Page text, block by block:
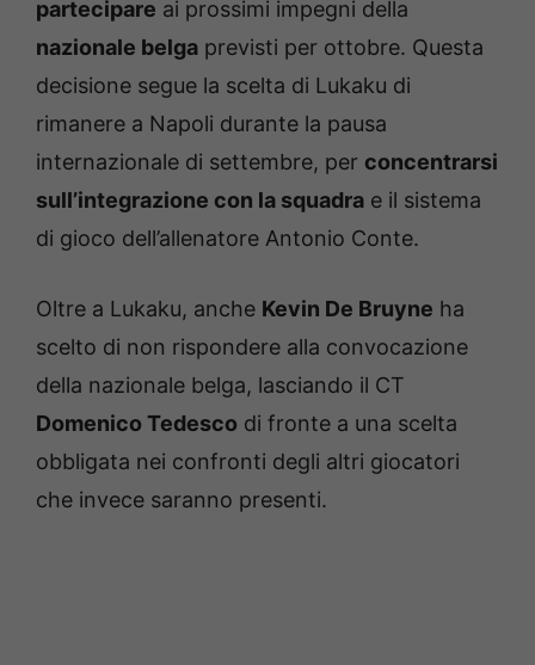
partecipare ai prossimi impegni della
nazionale belga previsti per ottobre. Questa
decisione segue la scelta di Lukaku di
rimanere a Napoli durante la pausa
internazionale di settembre, per concentrarsi
sull’integrazione con la squadra e il sistema
di gioco dell’allenatore Antonio Conte.
Oltre a Lukaku, anche Kevin De Bruyne ha
scelto di non rispondere alla convocazione
della nazionale belga, lasciando il CT
Domenico Tedesco di fronte a una scelta
obbligata nei confronti degli altri giocatori
che invece saranno presenti.